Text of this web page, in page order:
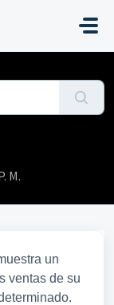
M.
un
ventas de su